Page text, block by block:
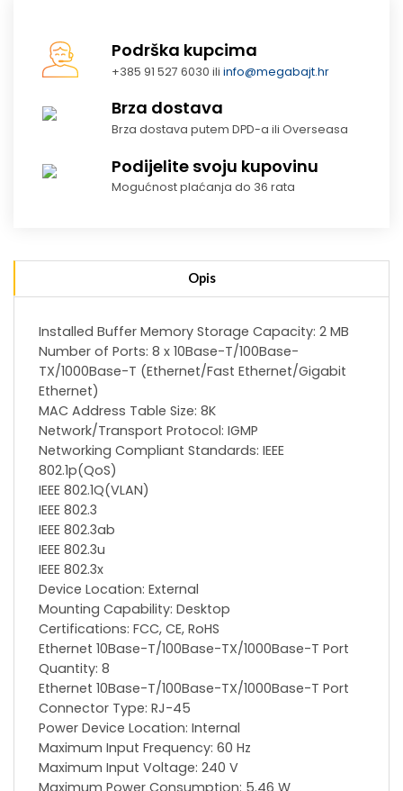
Podrška kupcima
+385 91 527 6030 iliinfo@megabajt.hr
Brza dostava
Brza dostava putem DPD-a ili Overseasa
Podijelite svoju kupovinu
Mogućnost plaćanja do 36 rata
Opis
Installed Buffer Memory Storage Capacity: 2 MB
Number of Ports: 8 x 10Base-T/100Base-
TX/1000Base-T (Ethernet/Fast Ethernet/Gigabit
Ethernet)
MAC Address Table Size: 8K
Network/Transport Protocol: IGMP
Networking Compliant Standards: IEEE
802.1p(QoS)
IEEE 802.1Q(VLAN)
IEEE 802.3
IEEE 802.3ab
IEEE 802.3u
IEEE 802.3x
Device Location: External
Mounting Capability: Desktop
Certifications: FCC, CE, RoHS
Ethernet 10Base-T/100Base-TX/1000Base-T Port
Quantity: 8
Ethernet 10Base-T/100Base-TX/1000Base-T Port
Connector Type: RJ-45
Power Device Location: Internal
Maximum Input Frequency: 60 Hz
Maximum Input Voltage: 240 V